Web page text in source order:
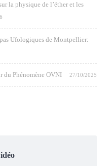
la physique de l’éther et les
Ufologiques de Montpellier:
du Phénomène OVNI 27/10/2025